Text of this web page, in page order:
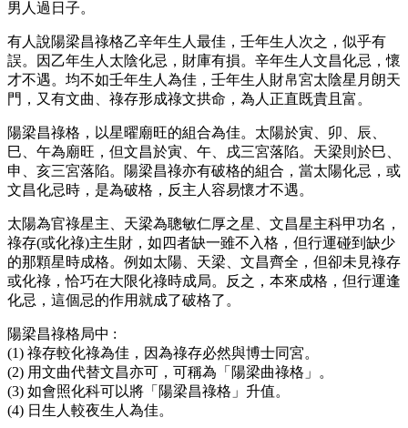
男人過日子。
有人說陽梁昌祿格乙辛年生人最佳，壬年生人次之，似乎有
誤。因乙年生人太陰化忌，財庫有損。辛年生人文昌化忌，懷
才不遇。均不如壬年生人為佳，壬年生人財帛宮太陰星月朗天
門，又有文曲、祿存形成祿文拱命，為人正直既貴且富。
陽梁昌祿格，以星曜廟旺的組合為佳。太陽於寅、卯、辰、
巳、午為廟旺，但文昌於寅、午、戌三宮落陷。天梁則於巳、
申、亥三宮落陷。陽梁昌祿亦有破格的組合，當太陽化忌，或
文昌化忌時，是為破格，反主人容易懷才不遇。
太陽為官祿星主、天梁為聰敏仁厚之星、文昌星主科甲功名，
祿存(或化祿)主生財，如四者缺一雖不入格，但行運碰到缺少
的那顆星時成格。例如太陽、天梁、文昌齊全，但卻未見祿存
或化祿，恰巧在大限化祿時成局。反之，本來成格，但行運逢
化忌，這個忌的作用就成了破格了。
陽梁昌祿格局中 :
(1) 祿存較化祿為佳，因為祿存必然與博士同宮。
(2) 用文曲代替文昌亦可，可稱為「陽梁曲祿格」。
(3) 如會照化科可以將「陽梁昌祿格」升值。
(4) 日生人較夜生人為佳。